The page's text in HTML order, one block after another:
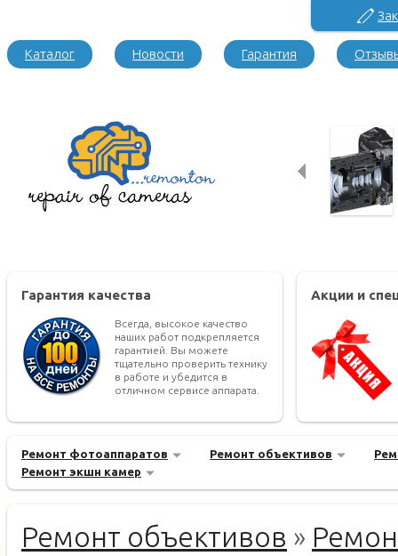
Каталог Новости Гарантия
Гарантия качества
Всегда, высокое качество
наших работ подкрепляется
гарантией. Вы можете
тщательно проверить технику
в работе и убедится в
отличном сервисе аппарата.
Акции и
Ремонт фотоаппаратов Ремонт объективов
Ремонт экшн камер
Ремонт объективов »